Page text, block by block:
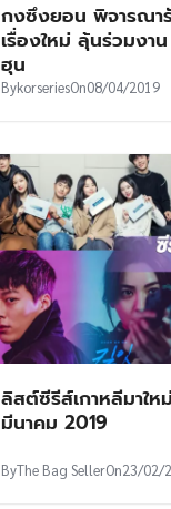
กงซึงยอน พิจารณา
เรื่องใหม่ ลุ้นร่วมง
ฮุน
BykorseriesOn08/04/2019
ลิสต์ซีรีส์เกาหลีมาให
มีนาคม 2019
ByThe Bag SellerOn23/02/